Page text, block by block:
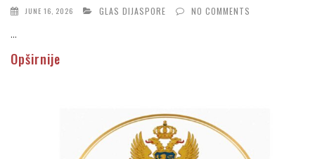
JUNE 16, 2026 GLAS DIJASPORE NO COMMENTS
...
Opširnije